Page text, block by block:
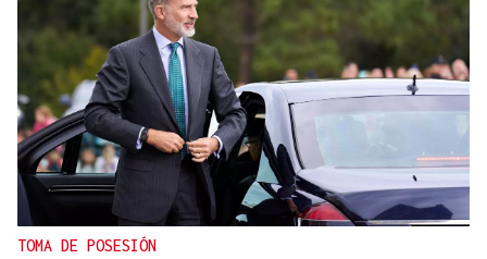
TOMA DE POSESIÓN